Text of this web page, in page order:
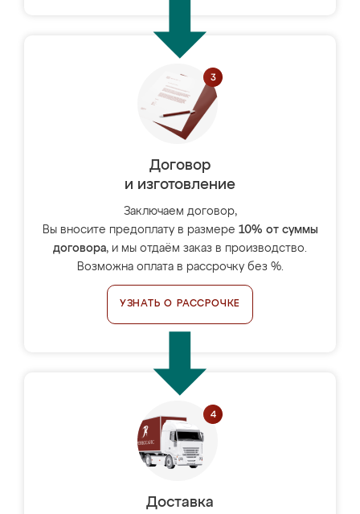
Договор
и изготовление
Заключаем договор,
Вы вносите предоплату в размере 10% от суммы
договора, и мы отдаём заказ в производство.
Возможна оплата в рассрочку без %.
УЗНАТЬ О РАССРОЧКЕ
Доставка